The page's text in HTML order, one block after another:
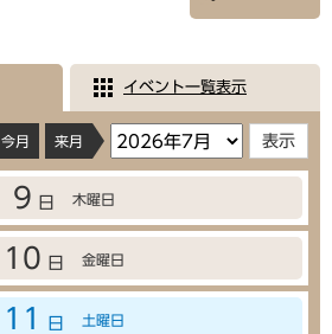
イベント一覧表示
今月 来月
9 日 木曜日
10 日 金曜日
11 日 土曜日